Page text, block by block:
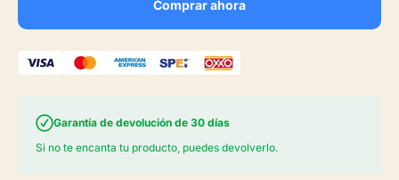
Comprar ahora
Garantía de devolución de 30 días
Si no te encanta tu producto, puedes devolverlo.